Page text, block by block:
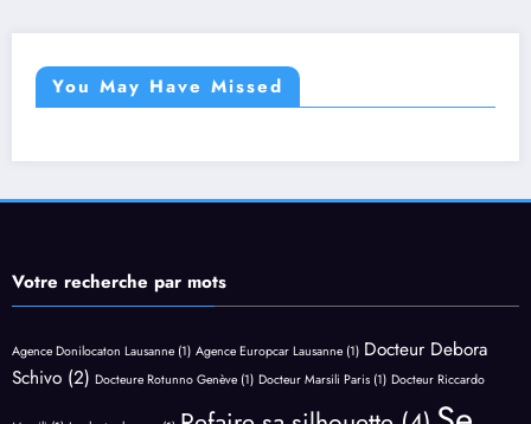
You May Have Missed
Votre recherche par mots
Agence Donilocaton Lausanne (1) Agence Europcar Lausanne (1) Docteur Debora
Schivo (2) Docteure Rotunno Genève (1) Docteur Marsili Paris (1) Docteur Riccardo